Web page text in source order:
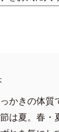
かきの体質
は夏。春・